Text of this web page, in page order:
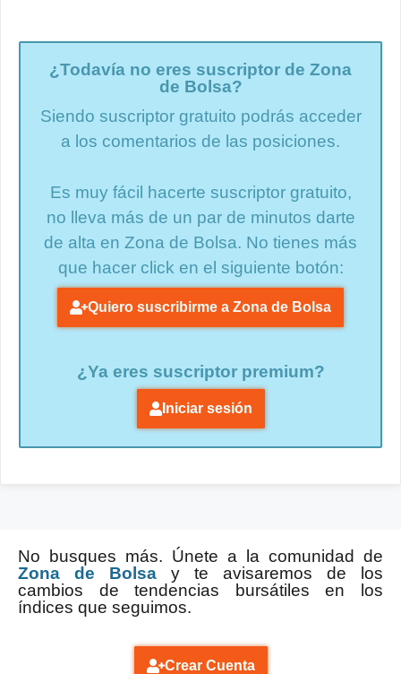
¿Todavía no eres suscriptor de Zona
de Bolsa?
Siendo suscriptor gratuito podrás acceder
a los comentarios de las posiciones.
Es muy fácil hacerte suscriptor gratuito,
no lleva más de un par de minutos darte
de alta en Zona de Bolsa. No tienes más
que hacer click en el siguiente botón:
Quiero suscribirme a Zona de Bolsa
¿Ya eres suscriptor premium?
Iniciar sesión
No busques más. Únete a la comunidad de
Zona de Bolsa y te avisaremos de los
cambios de tendencias bursátiles en los
índices que seguimos.
Crear Cuenta